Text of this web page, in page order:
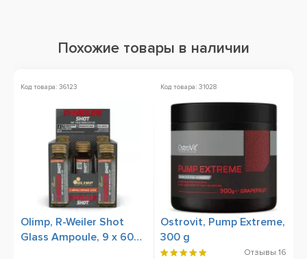
Похожие товары в наличии
Код товара: 36123
Olimp, R-Weiler Shot
Glass Ampoule, 9 x 60
Код товара: 31028
Ostrovit, Pump Extreme,
300 g
Отзывы 16